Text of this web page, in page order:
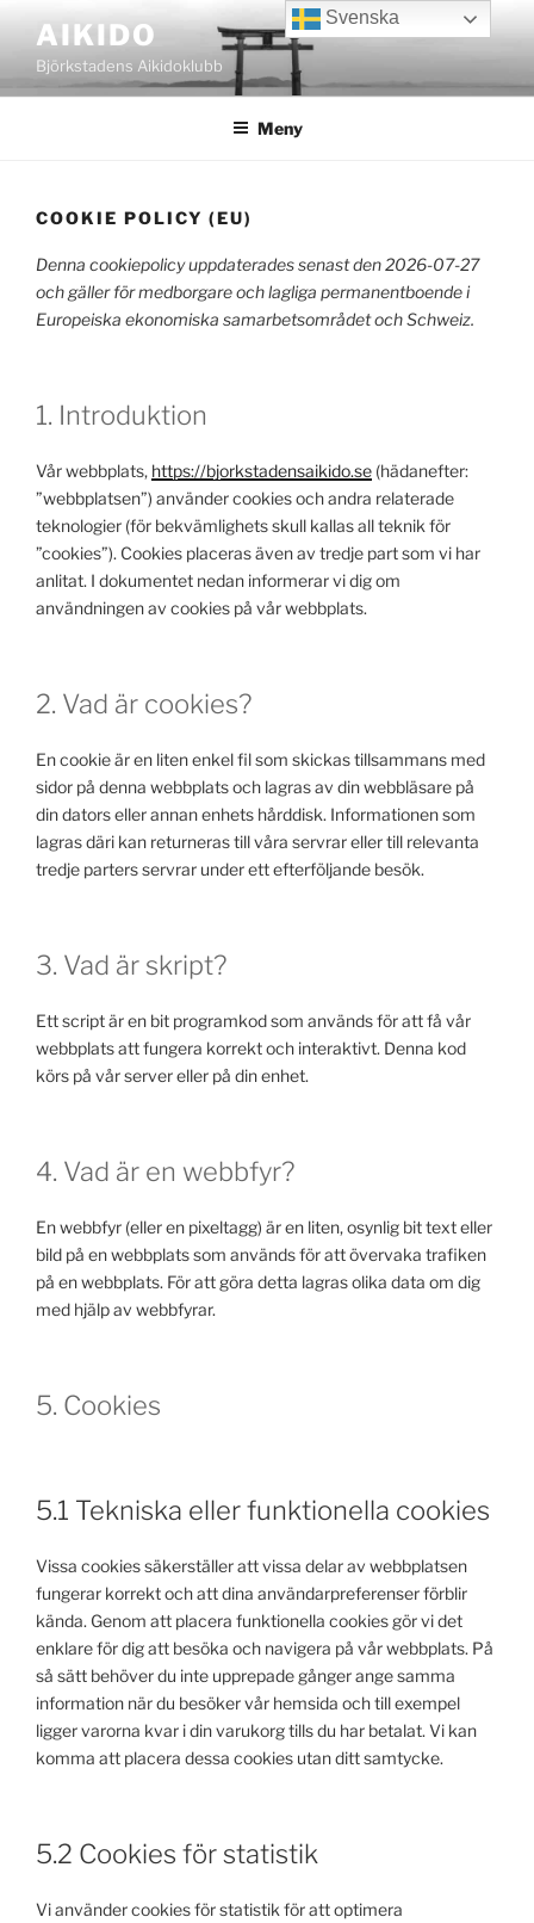
innehåll
AIKIDO
Björkstadens Aikidoklubb
Meny
COOKIE POLICY (EU)
Denna cookiepolicy uppdaterades senast den 2026-07-27
och gäller för medborgare och lagliga permanentboende i
Europeiska ekonomiska samarbetsområdet och Schweiz.
1. Introduktion
Vår webbplats, https://bjorkstadensaikido.se (hädanefter:
”webbplatsen”) använder cookies och andra relaterade
teknologier (för bekvämlighets skull kallas all teknik för
”cookies”). Cookies placeras även av tredje part som vi har
anlitat. I dokumentet nedan informerar vi dig om
användningen av cookies på vår webbplats.
2. Vad är cookies?
En cookie är en liten enkel fil som skickas tillsammans med
sidor på denna webbplats och lagras av din webbläsare på
din dators eller annan enhets hårddisk. Informationen som
lagras däri kan returneras till våra servrar eller till relevanta
tredje parters servrar under ett efterföljande besök.
3. Vad är skript?
Ett script är en bit programkod som används för att få vår
webbplats att fungera korrekt och interaktivt. Denna kod
körs på vår server eller på din enhet.
4. Vad är en webbfyr?
En webbfyr (eller en pixeltagg) är en liten, osynlig bit text eller
bild på en webbplats som används för att övervaka trafiken
på en webbplats. För att göra detta lagras olika data om dig
med hjälp av webbfyrar.
5. Cookies
5.1 Tekniska eller funktionella cookies
Vissa cookies säkerställer att vissa delar av webbplatsen
fungerar korrekt och att dina användarpreferenser förblir
kända. Genom att placera funktionella cookies gör vi det
enklare för dig att besöka och navigera på vår webbplats. På
så sätt behöver du inte upprepade gånger ange samma
information när du besöker vår hemsida och till exempel
ligger varorna kvar i din varukorg tills du har betalat. Vi kan
komma att placera dessa cookies utan ditt samtycke.
5.2 Cookies för statistik
Vi använder cookies för statistik för att optimera
Svenska